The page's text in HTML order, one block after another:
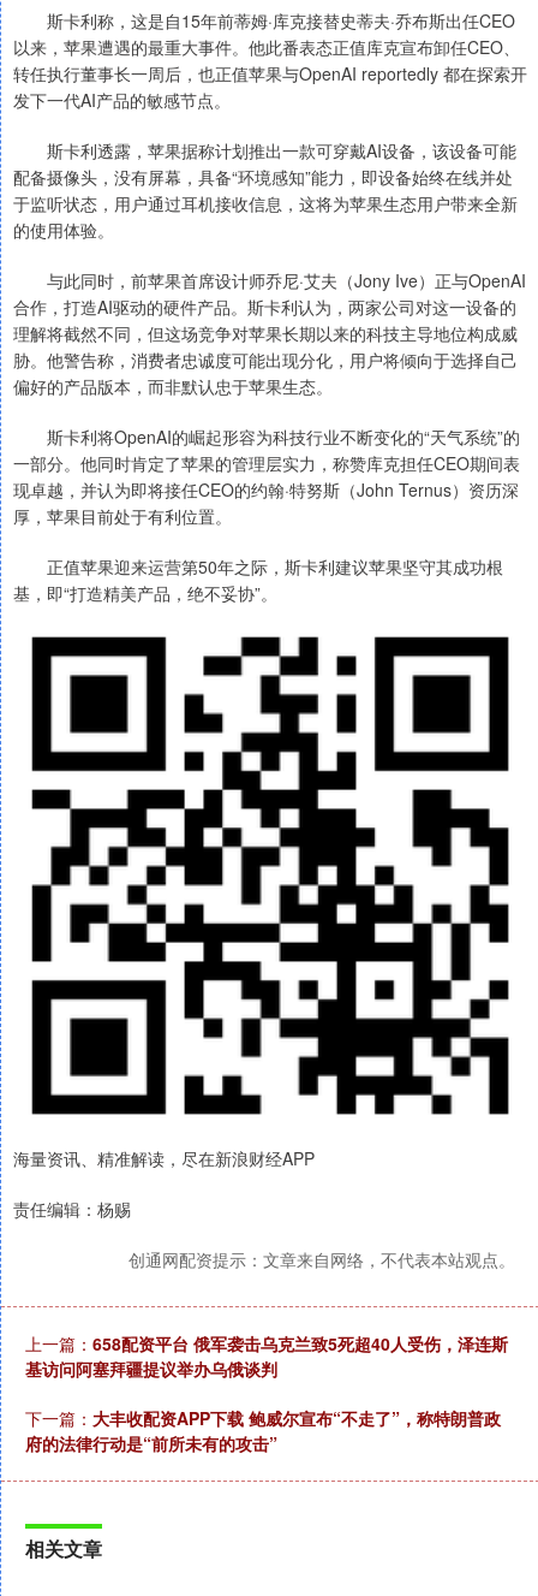
斯卡利称，这是自15年前蒂姆·库克接替史蒂夫·乔布斯出任CEO
以来，苹果遭遇的最重大事件。他此番表态正值库克宣布卸任CEO、
转任执行董事长一周后，也正值苹果与OpenAI reportedly 都在探索开
发下一代AI产品的敏感节点。
斯卡利透露，苹果据称计划推出一款可穿戴AI设备，该设备可能
配备摄像头，没有屏幕，具备“环境感知”能力，即设备始终在线并处
于监听状态，用户通过耳机接收信息，这将为苹果生态用户带来全新
的使用体验。
与此同时，前苹果首席设计师乔尼·艾夫（Jony Ive）正与OpenAI
合作，打造AI驱动的硬件产品。斯卡利认为，两家公司对这一设备的
理解将截然不同，但这场竞争对苹果长期以来的科技主导地位构成威
胁。他警告称，消费者忠诚度可能出现分化，用户将倾向于选择自己
偏好的产品版本，而非默认忠于苹果生态。
斯卡利将OpenAI的崛起形容为科技行业不断变化的“天气系统”的
一部分。他同时肯定了苹果的管理层实力，称赞库克担任CEO期间表
现卓越，并认为即将接任CEO的约翰·特努斯（John Ternus）资历深
厚，苹果目前处于有利位置。
正值苹果迎来运营第50年之际，斯卡利建议苹果坚守其成功根
基，即“打造精美产品，绝不妥协”。
海量资讯、精准解读，尽在新浪财经APP
责任编辑：杨赐
创通网配资提示：文章来自网络，不代表本站观点。
上一篇： 658配资平台 俄军袭击乌克兰致5死超40人受伤，泽连斯
基访问阿塞拜疆提议举办乌俄谈判
下一篇： 大丰收配资APP下载 鲍威尔宣布“不走了”，称特朗普政
府的法律行动是“前所未有的攻击”
相关文章